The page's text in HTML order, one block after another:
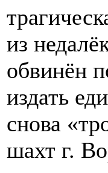
из
обвинён
издать
снова
шахт г.